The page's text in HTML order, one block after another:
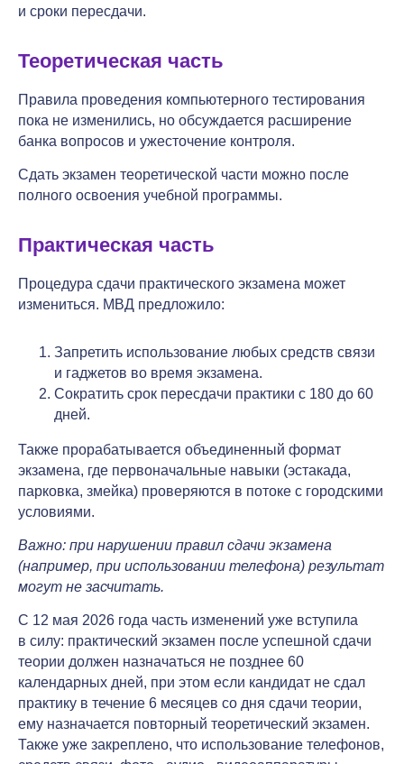
и сроки пересдачи.
Теоретическая часть
Правила проведения компьютерного тестирования
пока не изменились, но обсуждается расширение
банка вопросов и ужесточение контроля.
Сдать экзамен теоретической части можно после
полного освоения учебной программы.
Практическая часть
Процедура сдачи практического экзамена может
измениться. МВД предложило:
Запретить использование любых средств связи
и гаджетов во время экзамена.
Сократить срок пересдачи практики с 180 до 60
дней.
Также прорабатывается объединенный формат
экзамена, где первоначальные навыки (эстакада,
парковка, змейка) проверяются в потоке с городскими
условиями.
Важно: при нарушении правил сдачи экзамена
(например, при использовании телефона) результат
могут не засчитать.
С 12 мая 2026 года часть изменений уже вступила
в силу: практический экзамен после успешной сдачи
теории должен назначаться не позднее 60
календарных дней, при этом если кандидат не сдал
практику в течение 6 месяцев со дня сдачи теории,
ему назначается повторный теоретический экзамен.
Также уже закреплено, что использование телефонов,